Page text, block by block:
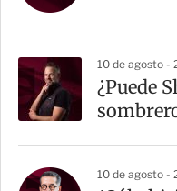
10 de agosto -
¿Puede
10 de agosto -